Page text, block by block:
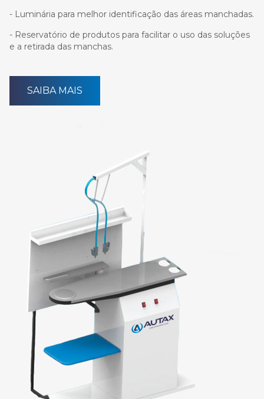
- Luminária para melhor identificação das áreas manchadas.
- Reservatório de produtos para facilitar o uso das soluções
e a retirada das manchas.
SAIBA MAIS